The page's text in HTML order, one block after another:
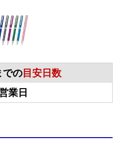
での 目安日数
業日